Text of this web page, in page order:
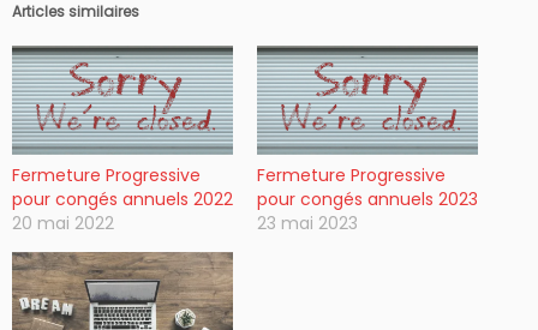
Articles similaires
Fermeture Progressive
pour congés annuels 2022
20 mai 2022
Fermeture Progressive
pour congés annuels 2023
23 mai 2023